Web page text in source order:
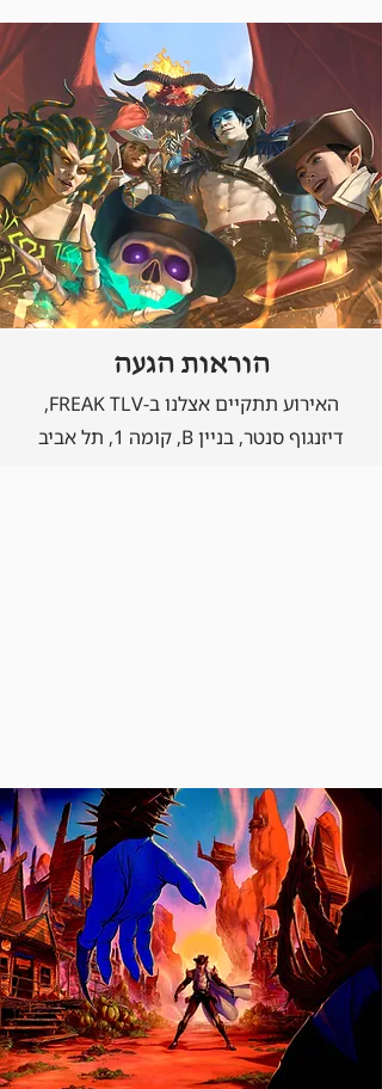
הוראות הגעה
האירוע תתקיים אצלנו ב-FREAK TLV,
דיזנגוף סנטר, בניין B, קומה 1, תל אביב